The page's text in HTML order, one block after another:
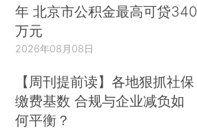
年 北京市公积金最高可贷340
万元
2026年08月08日
【周刊提前读】各地狠抓社保
缴费基数 合规与企业减负如
何平衡？